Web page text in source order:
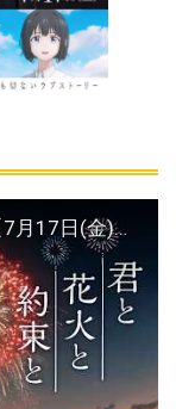
映画『君と花火と約束と』本予告【7月17日(金)公開】